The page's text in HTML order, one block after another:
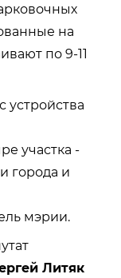
на
по 9-11
устройства
участка -
города и
мэрии.
Литяк